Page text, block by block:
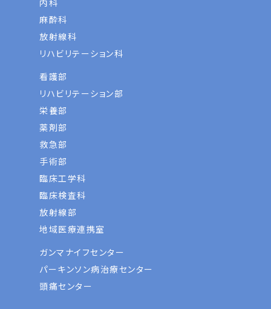
内科
麻酔科
放射線科
リハビリテーション科
看護部
リハビリテーション部
栄養部
薬剤部
救急部
手術部
臨床工学科
臨床検査科
放射線部
地域医療連携室
ガンマナイフセンター
パーキンソン病治療センター
頭痛センター